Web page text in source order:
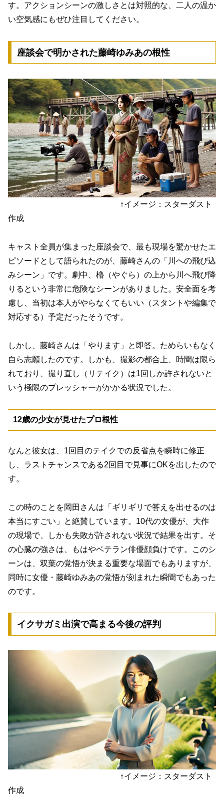
す。アクションシーンの激しさとは対照的な、二人の温か
い空気感にもぜひ注目してください。
座談会で明かされた藤崎ゆみあの根性
↑イメージ：スターダスト
作成
キャスト全員が集まった座談会で、最も現場を驚かせたエ
ピソードとして語られたのが、藤崎さんの「川への飛び込
みシーン」です。劇中、櫓（やぐら）の上から川へ飛び降
りるという非常に危険なシーンがありました。安全面を考
慮し、当初は本人がやらなくてもいい（スタントや編集で
対応する）予定だったそうです。
しかし、藤崎さんは「やります」と即答。ためらいもなく
自ら志願したのです。しかも、撮影の都合上、時間は限ら
れており、撮り直し（リテイク）は1回しか許されないと
いう極限のプレッシャーがかかる状況でした。
12歳の少女が見せたプロ根性
なんと彼女は、1回目のテイクでの反省点を瞬時に修正
し、ラストチャンスである2回目で見事にOKを出したので
す。
この時のことを岡田さんは「ギリギリで答えを出せるのは
本当にすごい」と絶賛しています。10代の女優が、大作
の現場で、しかも失敗が許されない状況で結果を出す。そ
の心臓の強さは、もはやベテラン俳優顔負けです。このシ
ーンは、双葉の覚悟が決まる重要な場面でもありますが、
同時に女優・藤崎ゆみあの覚悟が刻まれた瞬間でもあった
のです。
イクサガミ出演で高まる今後の評判
↑イメージ：スターダスト
作成